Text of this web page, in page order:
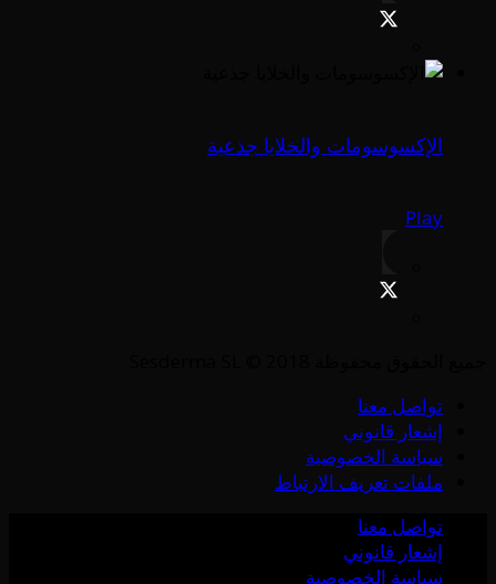
الإكسوسومات والخلايا جذعية
Play
تواصل معنا
إشعار قانوني
سياسة الخصوصية
ملفات تعريف الارتباط
تواصل معنا
إشعار قانوني
سياسة الخصوصية